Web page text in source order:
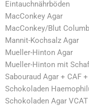
Eintauchnährböden
MacConkey Agar
MacConkey/Blut
Mannit-Kochsalz Agar
Mueller-Hinton Agar
Mueller-Hinton mit
Sabouraud Agar + CAF
Schokoladen
Schokoladen Agar VCAT